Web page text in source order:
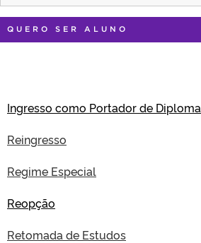
EDITAIS
INTERNACIONAL
TELEFONES
QUERO SER ALUNO
Ingresso como Portador de Diploma
Reingresso
Regime Especial
Reopção
Retomada de Estudos